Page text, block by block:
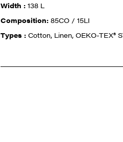
Width :138 L
Composition:85CO / 15LI
Types :Cotton, Linen, OEKO-TEX®